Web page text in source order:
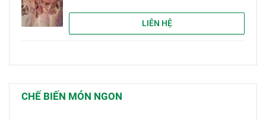
LIÊN HỆ
CHẾ BIẾN MÓN NGON